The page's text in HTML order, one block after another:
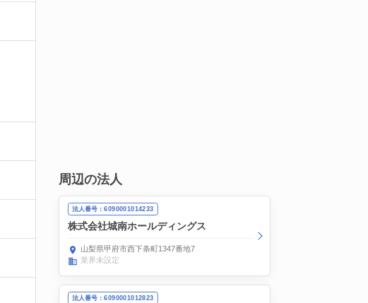
周辺の法人
法人番号：6090001014233
株式会社城南ホールディングス
山梨県甲府市西下条町1347番地7
業界未設定
法人番号：6090001012823